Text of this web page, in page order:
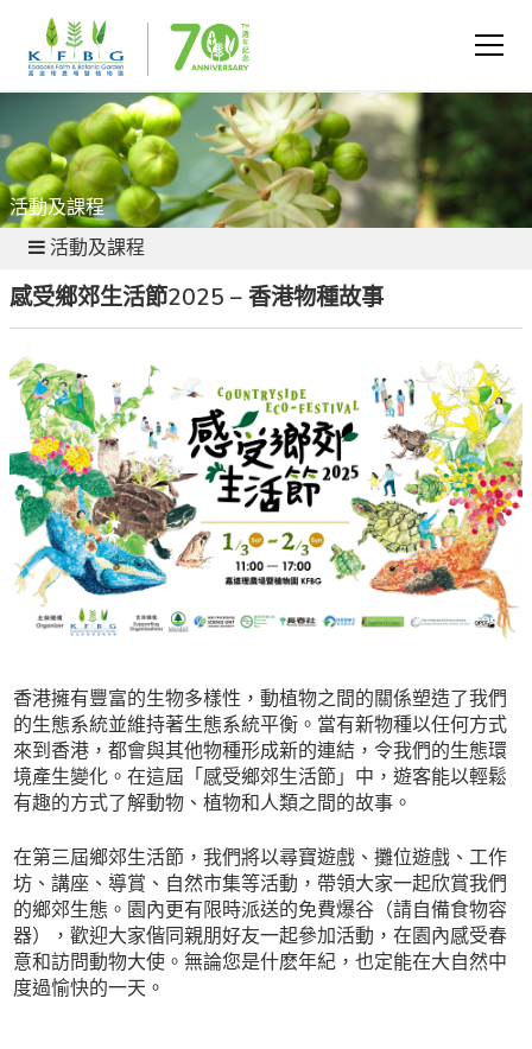
活動及課程
活動及課程
感受鄉郊生活節2025 – 香港物種故事
香港擁有豐富的生物多樣性，動植物之間的關係塑造了我們
的生態系統並維持著生態系統平衡。當有新物種以任何方式
來到香港，都會與其他物種形成新的連結，令我們的生態環
境產生變化。在這屆「感受鄉郊生活節」中，遊客能以輕鬆
有趣的方式了解動物、植物和人類之間的故事。
在第三屆鄉郊生活節，我們將以尋寶遊戲、攤位遊戲、工作
坊、講座、導賞、自然市集等活動，帶領大家一起欣賞我們
的鄉郊生態。園內更有限時派送的免費爆谷（請自備食物容
器），歡迎大家偕同親朋好友一起參加活動，在園內感受春
意和訪問動物大使。無論您是什麽年紀，也定能在大自然中
度過愉快的一天。